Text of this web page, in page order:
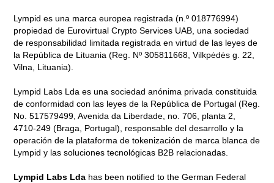
Lympid es una marca europea registrada (n.º 018776994)
propiedad de Eurovirtual Crypto Services UAB, una sociedad
de responsabilidad limitada registrada en virtud de las leyes de
la República de Lituania (Reg. Nº 305811668, Vilkpėdės g. 22,
Vilna, Lituania).
Lympid Labs Lda es una sociedad anónima privada constituida
de conformidad con las leyes de la República de Portugal (Reg.
No. 517579499, Avenida da Liberdade, no. 706, planta 2,
4710-249 (Braga, Portugal), responsable del desarrollo y la
operación de la plataforma de tokenización de marca blanca de
Lympid y las soluciones tecnológicas B2B relacionadas.
Lympid Labs Lda has been notified to the German Federal